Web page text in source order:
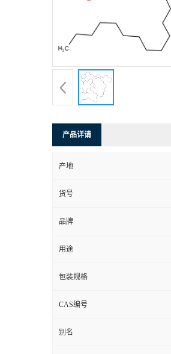
产品详请
产地
货号
品牌
用途
包装规格
CAS编号
别名